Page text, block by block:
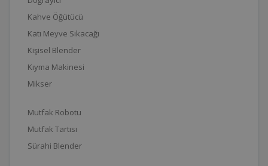
Kahve Öğütücü
Katı Meyve Sıkacağı
Kişisel Blender
Kıyma Makinesi
Mikser
Mutfak Robotu
Mutfak Tartısı
Sürahi Blender